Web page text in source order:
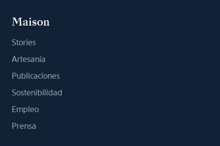
Maison
Stories
Artesanía
Publicaciones
Sostenibilidad
Empleo
Prensa